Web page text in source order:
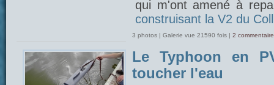
qui m'ont amené à
construisant la V2 du
3 photos | Galerie vue 21590 fois | 2
Le Typhoon en
toucher l'eau